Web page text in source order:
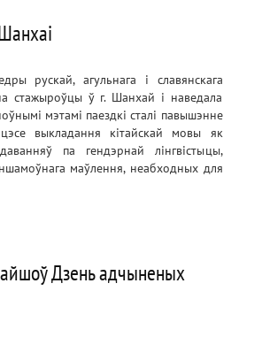
рускай, агульнага і славянскага
стажыроўцы ў г. Шанхай і наведала
мэтамі паездкі сталі павышэнне
выкладання кітайскай мовы як
па гендэрнай лінгвістыцы,
маўлення, неабходных для
Дзень адчыненых